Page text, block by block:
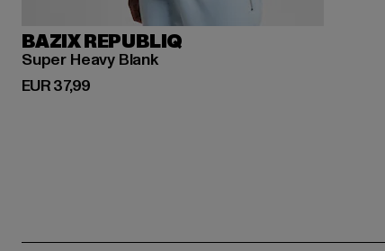
BAZIX REPUBLIQ
Super Heavy Blank
EUR 37,99
Derzeitiger Preis: EUR 37,99